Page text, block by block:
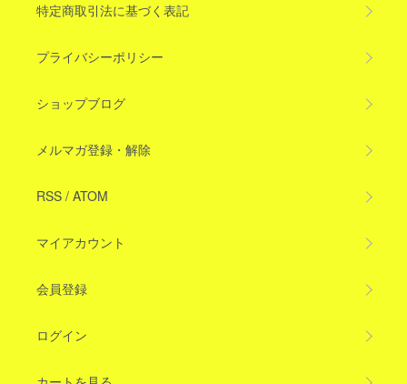
特定商取引法に基づく表記
プライバシーポリシー
ショップブログ
メルマガ登録・解除
RSS / ATOM
マイアカウント
会員登録
ログイン